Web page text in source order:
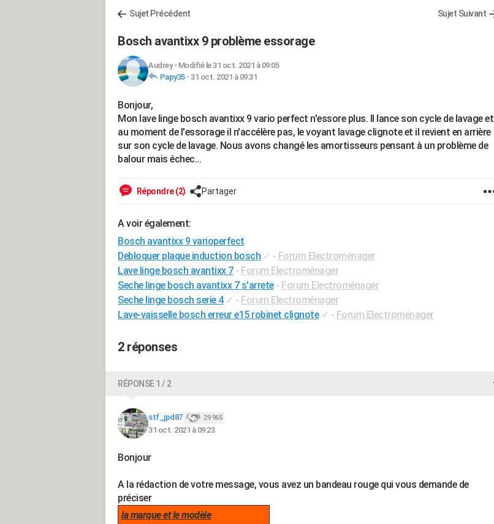
Sujet Précédent Sujet Suivant
Bosch avantixx 9 problème essorage
Audrey- Modifié le 31 oct. 2021 à 09:05
Papy35- 31 oct. 2021 à 09:31
Bonjour,
Mon lave linge bosch avantixx 9 vario perfect n'essore plus. Il lance son cycle de lavage et
au moment de l'essorage il n'accélère pas, le voyant lavage clignote et il revient en arrière
sur son cycle de lavage. Nous avons changé les amortisseurs pensant à un problème de
balour mais échec...
Répondre (2) Partager
A voir également:
Bosch avantixx 9 varioperfect
Debloquer plaque induction bosch ✓ - Forum Electroménager
Lave linge bosch avantixx 7 - Forum Electroménager
Seche linge bosch avantixx 7 s'arrete - Forum Electroménager
Seche linge bosch serie 4 ✓ - Forum Electroménager
Lave-vaisselle bosch erreur e15 robinet clignote ✓ - Forum Electroménager
2 réponses
RÉPONSE 1 / 2
stf_jpd87 29 965
31 oct. 2021 à 09:23
Bonjour
A la rédaction de votre message, vous avez un bandeau rouge qui vous demande de
préciser
la marque et le modèle